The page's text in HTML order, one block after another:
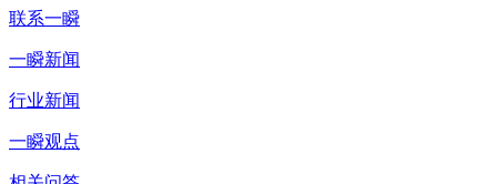
联系一瞬
一瞬新闻
行业新闻
一瞬观点